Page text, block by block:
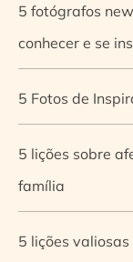
5 fotógrafos
conhecer e se
5 Fotos de
5 lições sobre
família
5 lições